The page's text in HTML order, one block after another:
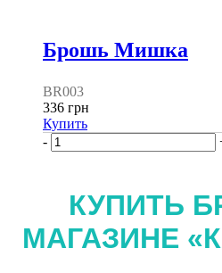
Брошь Мишка
BR003
336 грн
Купить
-
КУПИТЬ
МАГАЗИНЕ